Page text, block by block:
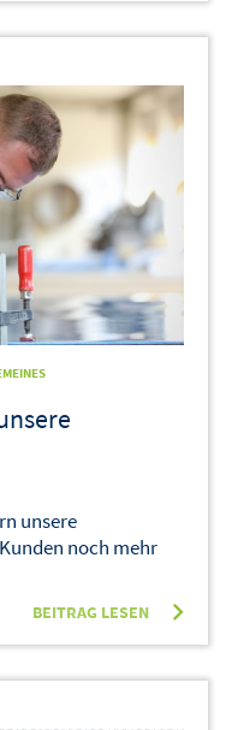
unsere
noch mehr
BEITRAG LESEN